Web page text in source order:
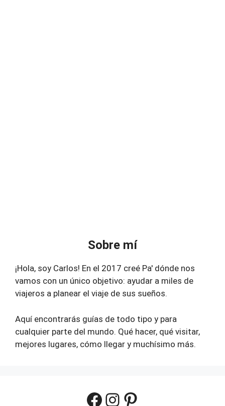
Sobre mí
¡Hola, soy Carlos! En el 2017 creé Pa' dónde nos
vamos con un único objetivo: ayudar a miles de
viajeros a planear el viaje de sus sueños.
Aquí encontrarás guías de todo tipo y para
cualquier parte del mundo. Qué hacer, qué visitar,
mejores lugares, cómo llegar y muchísimo más.
Facebook
Instagram
Pinterest